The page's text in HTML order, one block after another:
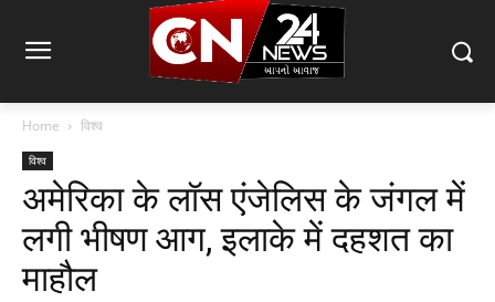
Home विश्व
विश्व
अमेरिका के लॉस एंजेलिस के जंगल में
लगी भीषण आग, इलाके में दहशत का
माहौल